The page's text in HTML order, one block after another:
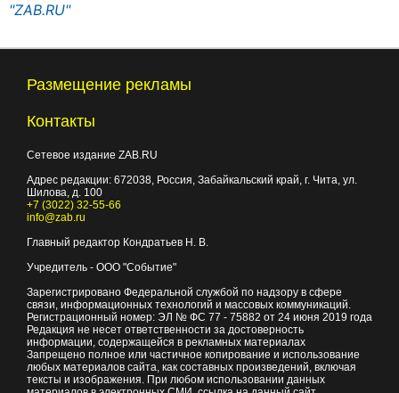
"ZAB.RU"
Размещение рекламы
Контакты
Сетевое издание ZAB.RU
Адрес редакции: 672038, Россия, Забайкальский край, г. Чита, ул.
Шилова, д. 100
+7 (3022) 32-55-66
info@zab.ru
Главный редактор Кондратьев Н. В.
Учредитель - ООО "Событие"
Зарегистрировано Федеральной службой по надзору в сфере
связи, информационных технологий и массовых коммуникаций.
Регистрационный номер: ЭЛ № ФС 77 - 75882 от 24 июня 2019 года
Редакция не несет ответственности за достоверность
информации, содержащейся в рекламных материалах
Запрещено полное или частичное копирование и использование
любых материалов сайта, как составных произведений, включая
тексты и изображения. При любом использовании данных